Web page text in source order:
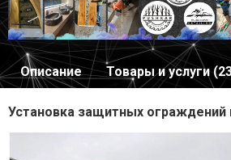
Описание Товары и услуги
Установка защитных ограждений